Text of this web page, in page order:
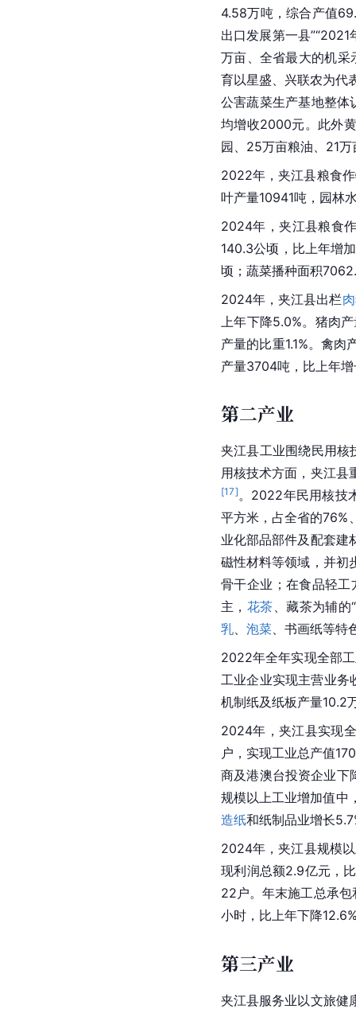
4.58万吨，综合产值
出口发展第一县
万亩、全省最大的机采
育以星盛、兴联农为代
公害蔬菜生产基地整体
均增收2000元。此外
园、25万亩粮油、21
2022年，夹江县粮食
叶产量10941吨，园林
2024年，夹江县粮食
140.3公顷，比上年增
顷；蔬菜播种面积
2024年，夹江县出栏
上年下降5.0%。猪肉
产量的比重1.1%。禽
产量3704吨，比上年
第二产业
夹江县工业围绕民用核
用核技术方面，夹江县
[17]。2022年民用核技
平方米，占全省的76%
业化部品部件及配套建
磁性材料等领域，并初
骨干企业；在食品轻工
主， 花茶、藏茶为辅的
乳、 泡菜、 书画纸等特
2022年全年实现全部
工业企业实现主营业务
机制纸及纸板产量10.2
2024年，夹江县实现
户，实现工业总产值
商及港澳台投资企业下
规模以上工业增加值中
造纸和纸制品业增长
2024年，夹江县规模
现利润总额2.9亿元，
22户。年末施工总承
小时，比上年下降
第三产业
夹江县服务业以文旅健